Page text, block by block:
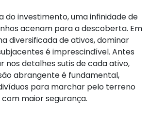
do investimento, uma infinidade de
acenam para a descoberta. Em
diversificada de ativos, dominar
é imprescindível. Antes
nos detalhes sutis de cada ativo,
abrangente é fundamental,
para marchar pelo terreno
maior segurança.